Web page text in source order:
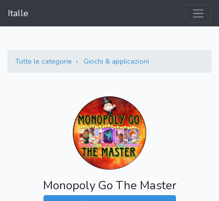
Italle
Tutte le categorie Giochi & applicazioni
Monopoly Go The Master